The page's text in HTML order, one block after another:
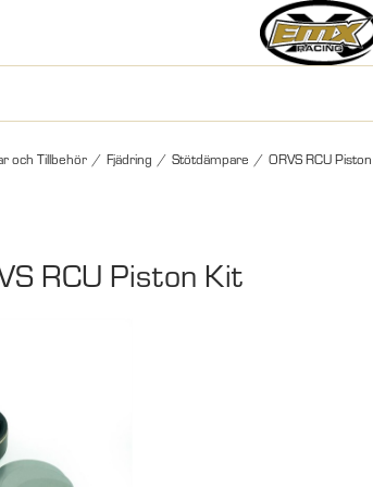
och Tillbehör / Fjädring / Stötdämpare / ORVS RCU
RCU Piston Kit